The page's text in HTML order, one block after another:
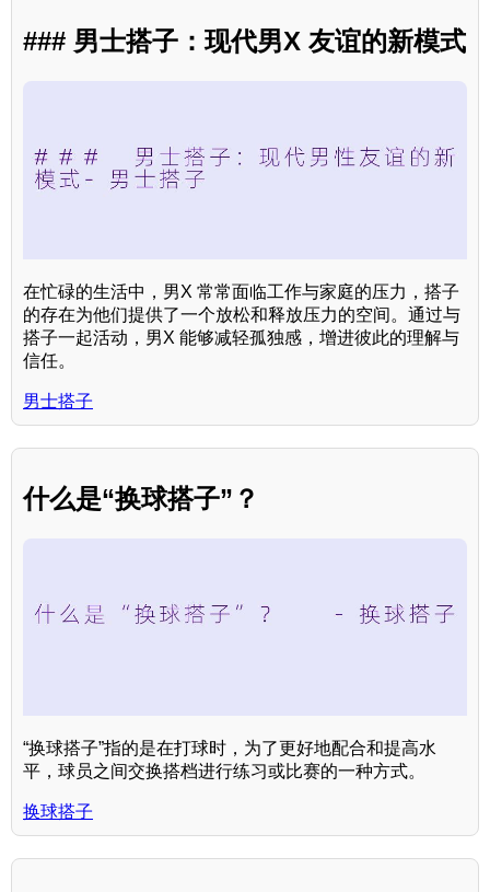
### 男士搭子：现代男X 友谊的新模式
在忙碌的生活中，男X 常常面临工作与家庭的压力，搭子
的存在为他们提供了一个放松和释放压力的空间。通过与
搭子一起活动，男X 能够减轻孤独感，增进彼此的理解与
信任。
男士搭子
什么是“换球搭子”？
“换球搭子”指的是在打球时，为了更好地配合和提高水
平，球员之间交换搭档进行练习或比赛的一种方式。
换球搭子